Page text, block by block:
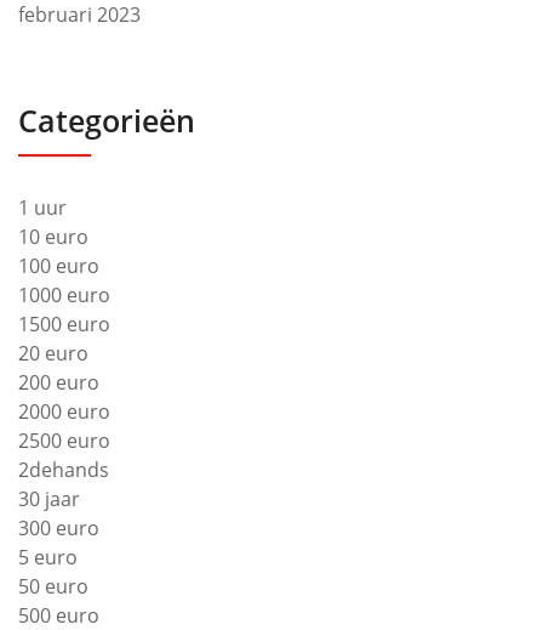
februari 2023
Categorieën
1 uur
10 euro
100 euro
1000 euro
1500 euro
20 euro
200 euro
2000 euro
2500 euro
2dehands
30 jaar
300 euro
5 euro
50 euro
500 euro